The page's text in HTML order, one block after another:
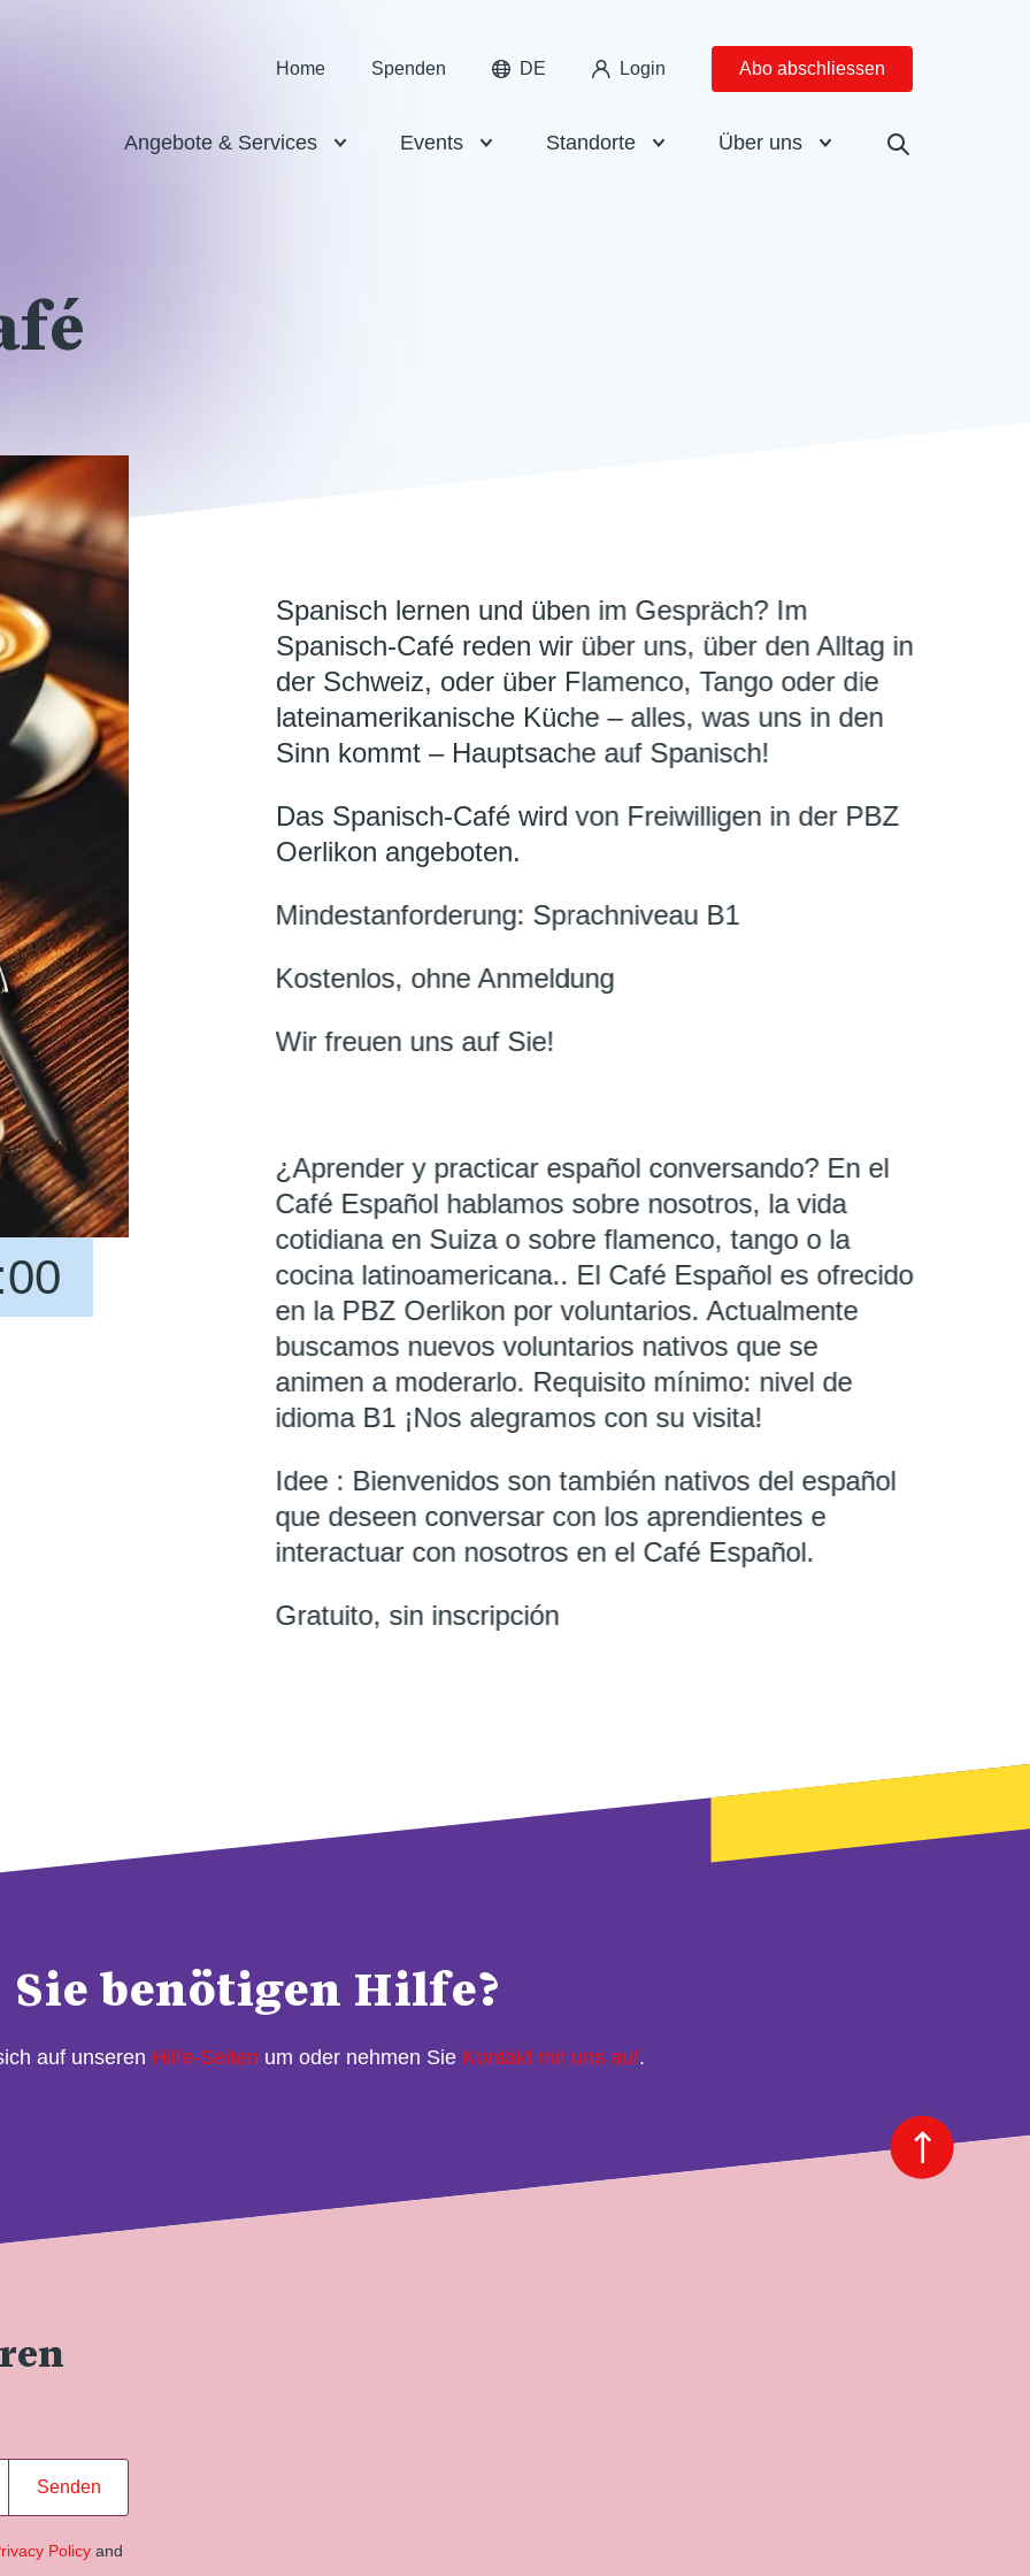
Home Spenden DE Login Abo abschliessen
Angebote & Services Events Standorte Über uns
Spanisch lernen und üben im Gespräch? Im
Spanisch-Café reden wir über uns, über den Alltag in
der Schweiz, oder über Flamenco, Tango oder die
lateinamerikanische Küche – alles, was uns in den
Sinn kommt – Hauptsache auf Spanisch!
Das Spanisch-Café wird von Freiwilligen in der PBZ
Oerlikon angeboten.
Mindestanforderung: Sprachniveau B1
Kostenlos, ohne Anmeldung
Wir freuen uns auf Sie!
¿Aprender y practicar español conversando? En el
Café Español hablamos sobre nosotros, la vida
cotidiana en Suiza o sobre flamenco, tango o la
cocina latinoamericana.. El Café Español es ofrecido
en la PBZ Oerlikon por voluntarios. Actualmente
buscamos nuevos voluntarios nativos que se
animen a moderarlo. Requisito mínimo: nivel de
idioma B1 ¡Nos alegramos con su visita!
Idee : Bienvenidos son también nativos del español
que deseen conversar con los aprendientes e
interactuar con nosotros en el Café Español.
Gratuito, sin inscripción
Sie benötigen Hilfe?
auf unseren Hilfe-Seiten um oder nehmen Sie Kontakt mit uns auf.
Senden
Policy and